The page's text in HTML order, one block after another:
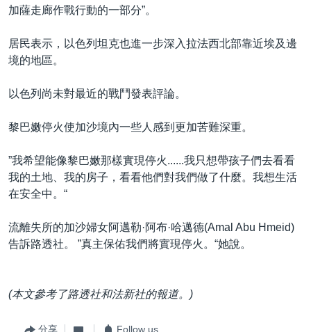
加薩走廊作戰行動的一部分”。
居民表示，以色列坦克也進一步深入拉法西北部靠近埃及邊
境的地區。
以色列尚未對最近的戰鬥發表評論。
黎巴嫩停火使加沙境內一些人感到更加苦難深重。
”我希望能像黎巴嫩那樣實現停火......我只想帶孩子們去看看
我的土地、我的房子，看看他們對我們做了什麼。我想生活
在安全中。“
流離失所的加沙婦女阿邁勒·阿布·哈邁德(Amal Abu Hmeid)
告訴路透社。 ”真主保佑我們將實現停火。“她說。
(本文參考了路透社和法新社的報道。)
分享 Follow us